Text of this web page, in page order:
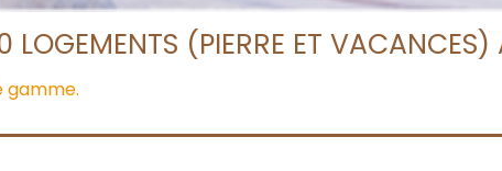
LOGEMENTS (PIERRE ET
gamme.